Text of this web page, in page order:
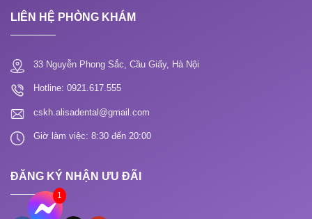
LIÊN HỆ PHÒNG KHÁM
33 Nguyễn Phong Sắc, Cầu Giấy, Hà Nội
Hotline: 0921.617.555
cskh.alisadental@gmail.com
Giờ làm việc: 8:30 đến 20:00
ĐĂNG KÝ NHẬN ƯU ĐÃI
1